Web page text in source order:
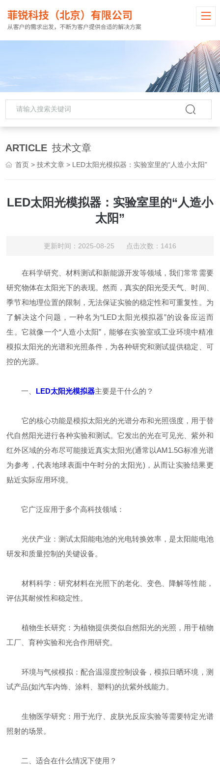
ARTICLE 技术文章
首页 >技术文章 > LED太阳光模拟器：实验室里的“人造小太阳”
LED太阳光模拟器：实验室里的“人造小
太阳”
更新时间：2025-08-25 点击次数：1416
在科学研究、材料测试和新能源开发等领域，我们常常需要
研究物体在太阳光下的表现。然而，真实的阳光受天气、时间、
季节和地理位置的限制，无法保证实验的稳定性和可重复性。为
了解决这个问题，一种名为“LED太阳光模拟器”的设备应运而
生。它就像一个“人造小太阳”，能够在实验室或工业环境中精准
模拟太阳光的光谱和光照条件，为各种研究和测试提供稳定、可
控的光源。
一、 LED太阳光模拟器主要是干什么的？
它的核心功能是模拟太阳光的光谱分布和光照强度，用于替
代自然阳光进行各种实验和测试。它发出的光在可见光、紫外和
红外区域的分布尽可能接近真实太阳光(通常以AM1.5G标准光谱
为参考，代表地球表面中午时分的太阳光)，从而让实验结果更
贴近实际应用环境。
它广泛应用于多个高科技领域：
光伏产业：测试太阳能电池的光电转换效率，是太阳能电池
研发和质量控制的关键设备。
材料科学：研究材料在光照下的老化、变色、降解等性能，
评估其耐候性和稳定性。
植物生长研究：为植物提供类似自然阳光的光照，用于植物
工厂、育种实验和光合作用研究。
环境与气候模拟：配合温湿度控制设备，模拟日晒环境，测
试产品(如汽车内饰、涂料、塑料)的抗紫外线能力。
生物医学研究：用于光疗、皮肤光反应实验等需要特定光谱
照射的场景。
二、适合在什么情况下使用？